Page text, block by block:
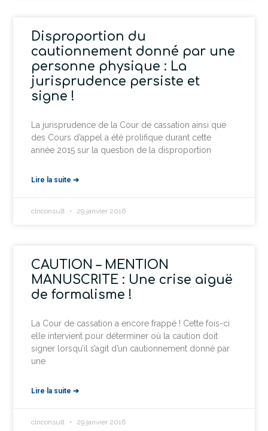
Disproportion du
cautionnement donné par une
personne physique : La
jurisprudence persiste et
signe !
La jurisprudence de la Cour de cassation ainsi que
des Cours d’appel a été prolifique durant cette
année 2015 sur la question de la disproportion
Lire la suite ➔
clnconsult 29 janvier 2016
CAUTION – MENTION
MANUSCRITE : Une crise aiguë
de formalisme !
La Cour de cassation a encore frappé ! Cette fois-ci
elle intervient pour déterminer où la caution doit
signer lorsqu’il s’agit d’un cautionnement donné par
une
Lire la suite ➔
clnconsult 29 janvier 2016